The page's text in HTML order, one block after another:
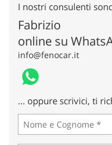
I nostri consulenti
Fabrizio
online su
info@fenocar.it
... oppure scrivici, ti
Cookie
Cookie per il
Cookie analitici